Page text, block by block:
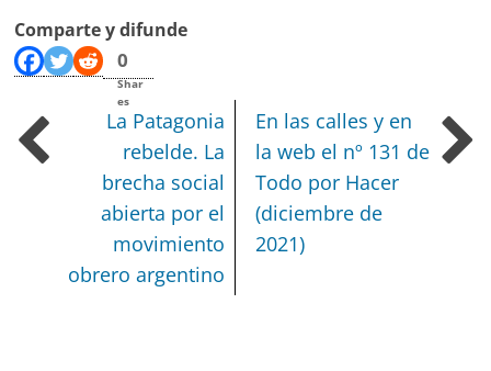
Comparte y difunde
0
Shar
es
La Patagonia
rebelde. La
brecha social
abierta por el
movimiento
obrero argentino
En las calles y en
la web el nº 131 de
Todo por Hacer
(diciembre de
2021)